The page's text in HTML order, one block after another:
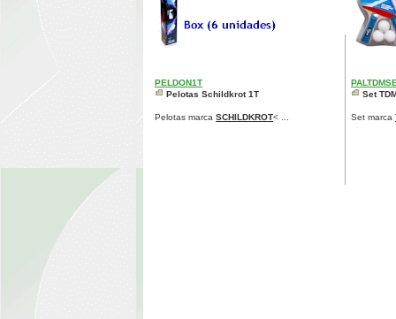
PELDON1T
Pelotas Schildkrot 1T
Pelotas marca SCHILDKROT< ...
Set
Set marca